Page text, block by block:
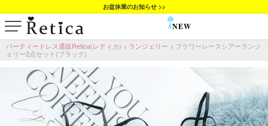
お盆休業のお知らせ >>
NEW
パーティードレス通販Retica(レティカ) ランジェリー
フラワーレースシアーランジ
ェリー2点セット(ブラック)